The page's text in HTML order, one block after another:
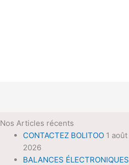
Nos Articles récents
CONTACTEZ BOLITOO 1 août
2026
BALANCES ÉLECTRONIQUES